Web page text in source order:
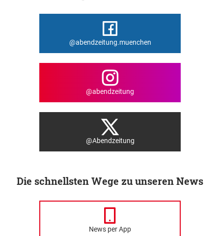
@abendzeitung.muenchen
@abendzeitung
@Abendzeitung
Die schnellsten Wege zu unseren News
News per App